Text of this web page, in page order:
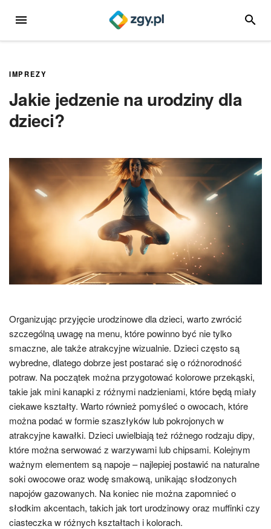
MENU
IMPREZY
Jakie jedzenie na urodziny dla
dzieci?
Organizując przyjęcie urodzinowe dla dzieci, warto zwrócić
szczególną uwagę na menu, które powinno być nie tylko
smaczne, ale także atrakcyjne wizualnie. Dzieci często są
wybredne, dlatego dobrze jest postarać się o różnorodność
potraw. Na początek można przygotować kolorowe przekąski,
takie jak mini kanapki z różnymi nadzieniami, które będą miały
ciekawe kształty. Warto również pomyśleć o owocach, które
można podać w formie szaszłyków lub pokrojonych w
atrakcyjne kawałki. Dzieci uwielbiają też różnego rodzaju dipy,
które można serwować z warzywami lub chipsami. Kolejnym
ważnym elementem są napoje – najlepiej postawić na naturalne
soki owocowe oraz wodę smakową, unikając słodzonych
napojów gazowanych. Na koniec nie można zapomnieć o
słodkim akcentach, takich jak tort urodzinowy oraz muffinki czy
ciasteczka w różnych kształtach i kolorach.